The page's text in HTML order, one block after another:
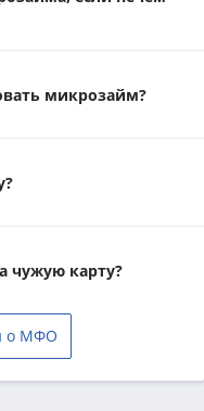
микрозайм?
чужую карту?
о МФО